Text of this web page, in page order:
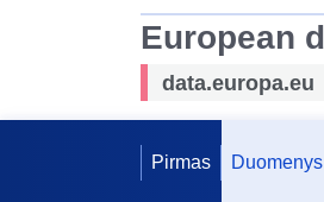
European
data.europa.eu
Pirmas Duomenys